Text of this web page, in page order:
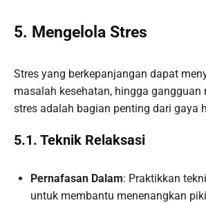
5. Mengelola Stres
Stres yang berkepanjangan dapat
masalah kesehatan, hingga gangguan
stres adalah bagian penting dari gaya
5.1. Teknik Relaksasi
Pernafasan Dalam: Praktikkan
untuk membantu menenangkan